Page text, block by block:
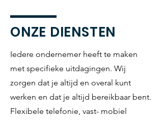
ONZE DIENSTEN
Iedere ondernemer heeft te maken
met specifieke uitdagingen. Wij
zorgen dat je altijd en overal kunt
werken en dat je altijd bereikbaar bent.
Flexibele telefonie, vast- mobiel